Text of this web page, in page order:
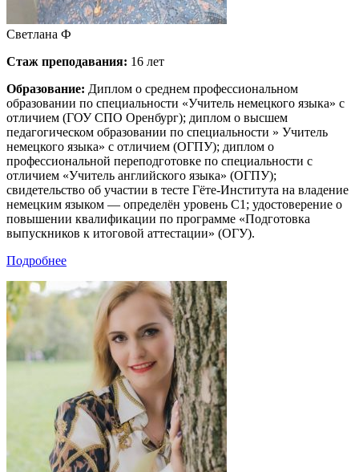
Светлана Ф
Стаж преподавания: 16 лет
Образование: Диплом о среднем профессиональном
образовании по специальности «Учитель немецкого языка» с
отличием (ГОУ СПО Оренбург); диплом о высшем
педагогическом образовании по специальности » Учитель
немецкого языка» с отличием (ОГПУ); диплом о
профессиональной переподготовке по специальности с
отличием «Учитель английского языка» (ОГПУ);
свидетельство об участии в тесте Гёте-Института на владение
немецким языком — определён уровень С1; удостоверение о
повышении квалификации по программе «Подготовка
выпускников к итоговой аттестации» (ОГУ).
Подробнее